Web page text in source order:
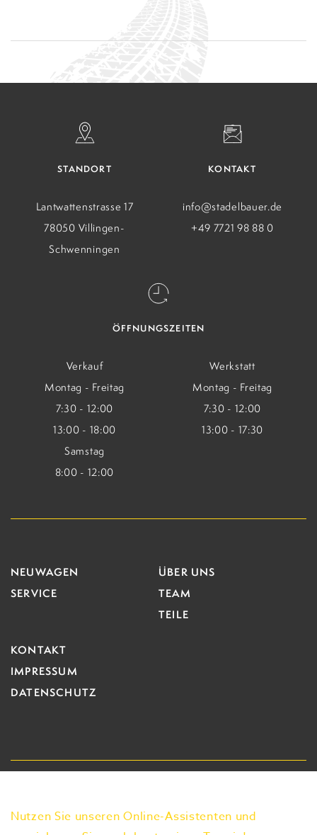
STANDORT
Lantwattenstrasse 17
78050 Villingen-
Schwenningen
ÖFFNUNGSZEITEN
Verkauf
Montag - Freitag
7:30 - 12:00
13:00 - 18:00
Samstag
8:00 - 12:00
Werkstatt
Montag - Freitag
7:30 - 12:00
13:00 - 17:30
KONTAKT
info@stadelbauer.de
+49 7721 98 88 0
NEUWAGEN
SERVICE
ÜBER UNS
TEAM
TEILE
KONTAKT
IMPRESSUM
DATENSCHUTZ
Nutzen Sie unseren Online-Assistenten und